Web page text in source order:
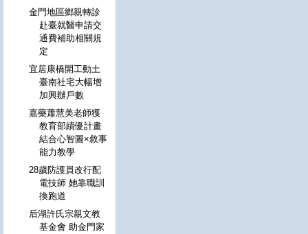
金門地區鄉親轉診
赴臺就醫申請交
通費補助相關規
定
宜居康橋開工動土
臺南社宅大幅增
加興辦戶數
嘉藥蕭慧美老師獲
教育部績優計畫
結合心智圖×敘事
能力教學
28歲防護員改行配
電技師 她靠職訓
換跑道
后湖許氏宗親文教
基金會 助金門家